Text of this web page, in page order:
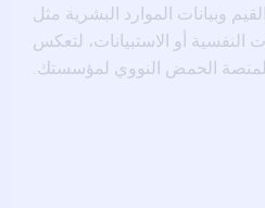
وبيانات الموارد البشرية مثل
القياسات النفسية أو الاستبيانات، لتعكس
الحمض النووي لمؤسستك.